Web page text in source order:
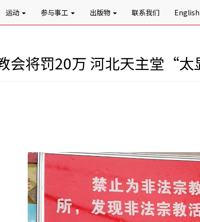
运动 参与事工 出版物 联系我们 English
会将罚20万 河北天主堂“